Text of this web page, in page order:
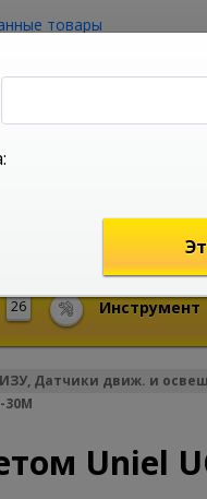
товары
shop@mireks.ru
26 Инструмент
Датчики движ. и
Uniel